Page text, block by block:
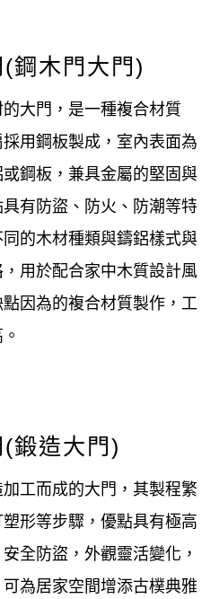
鋼木門大門)
大門 ， 是一種複合材質
用鋼板製成，室內表面為
鋼板，兼具金屬的堅固與
有防盜、防火、防潮等特
的木材種類與鑄鋁樣式與
用於配合家中木質設計風
點因為的複合材質製作，工
鍛造大門)
工而成的大門，其製程繁
形等步驟，優點具有極高
全防盜，外觀靈活變化，
為居家空間增添古樸典雅